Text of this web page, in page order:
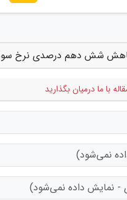
شش دهم درصدی نرخ
با ما درمیان بگذارید